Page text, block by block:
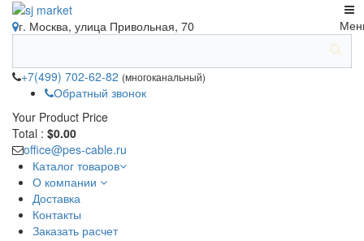
г. Москва, улица Привольная, 70
+7(499) 702-62-82 (многоканальный)
Обратный звонок
Your Product Price
Total : $0.00
office@pes-cable.ru
Каталог товаров
О компании
Доставка
Контакты
Заказать расчет